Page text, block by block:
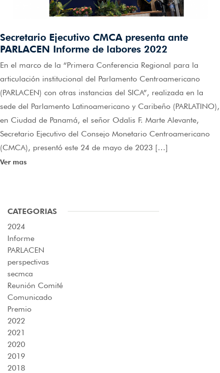
Secretario Ejecutivo CMCA presenta ante
PARLACEN Informe de labores 2022
En el marco de la “Primera Conferencia Regional para la
articulación institucional del Parlamento Centroamericano
(PARLACEN) con otras instancias del SICA”, realizada en la
sede del Parlamento Latinoamericano y Caribeño (PARLATINO),
en Ciudad de Panamá, el señor Odalis F. Marte Alevante,
Secretario Ejecutivo del Consejo Monetario Centroamericano
(CMCA), presentó este 24 de mayo de 2023 […]
Ver mas
CATEGORIAS
2024
Informe
PARLACEN
perspectivas
secmca
Reunión Comité
Comunicado
Premio
2022
2021
2020
2019
2018